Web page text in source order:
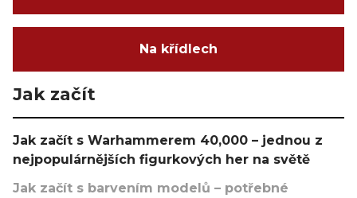
Na křídlech
Jak začít
Jak začít s Warhammerem 40,000 – jednou z
nejpopulárnějších figurkových her na světě
Jak začít s barvením modelů – potřebné